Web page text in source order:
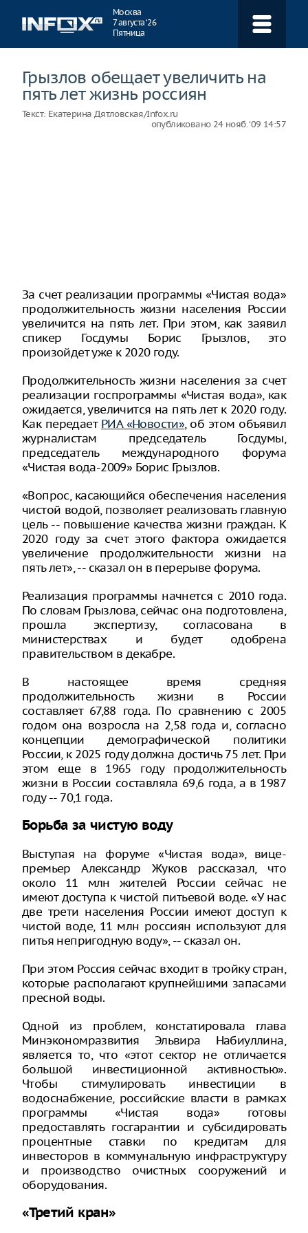
Москва
7 августа ‘26
Пятница
Грызлов обещает увеличить на
пять лет жизнь россиян
Текст: Екатерина Дятловская/Infox.ru
опубликовано 24 нояб. ‘09 14:57
За счет реализации программы «Чистая вода»
продолжительность жизни населения России
увеличится на пять лет. При этом, как заявил
спикер Госдумы Борис Грызлов, это
произойдет уже к 2020 году.
Продолжительность жизни населения за счет
реализации госпрограммы «Чистая вода», как
ожидается, увеличится на пять лет к 2020 году.
Как передает РИА «Новости», об этом объявил
журналистам председатель Госдумы,
председатель международного форума
«Чистая вода-2009» Борис Грызлов.
«Вопрос, касающийся обеспечения населения
чистой водой, позволяет реализовать главную
цель -- повышение качества жизни граждан. К
2020 году за счет этого фактора ожидается
увеличение продолжительности жизни на
пять лет», -- сказал он в перерыве форума.
Реализация программы начнется с 2010 года.
По словам Грызлова, сейчас она подготовлена,
прошла экспертизу, согласована в
министерствах и будет одобрена
правительством в декабре.
В настоящее время средняя
продолжительность жизни в России
составляет 67,88 года. По сравнению с 2005
годом она возросла на 2,58 года и, согласно
концепции демографической политики
России, к 2025 году должна достичь 75 лет. При
этом еще в 1965 году продолжительность
жизни в России составляла 69,6 года, а в 1987
году -- 70,1 года.
Борьба за чистую воду
Выступая на форуме «Чистая вода», вице-
премьер Александр Жуков рассказал, что
около 11 млн жителей России сейчас не
имеют доступа к чистой питьевой воде. «У нас
две трети населения России имеют доступ к
чистой воде, 11 млн россиян используют для
питья непригодную воду», -- сказал он.
При этом Россия сейчас входит в тройку стран,
которые располагают крупнейшими запасами
пресной воды.
Одной из проблем, констатировала глава
Минэкономразвития Эльвира Набиуллина,
является то, что «этот сектор не отличается
большой инвестиционной активностью».
Чтобы стимулировать инвестиции в
водоснабжение, российские власти в рамках
программы «Чистая вода» готовы
предоставлять госгарантии и субсидировать
процентные ставки по кредитам для
инвесторов в коммунальную инфраструктуру
и производство очистных сооружений и
оборудования.
«Третий кран»